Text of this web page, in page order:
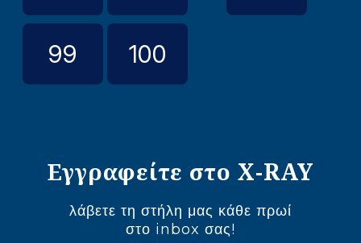
99 100
Εγγραφείτε στο X-RAY
λάβετε τη στήλη μας κάθε πρωί
στο inbox σας!